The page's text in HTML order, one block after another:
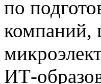
по
компаний,
ИТ-